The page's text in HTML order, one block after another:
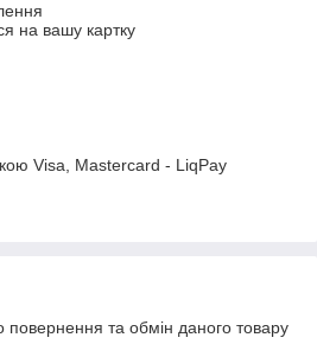
на вашу картку
Visa, Mastercard - LiqPay
та обмін даного товару